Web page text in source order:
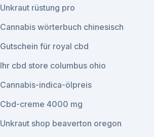
Unkraut rüstung pro
Cannabis wörterbuch chinesisch
Gutschein für royal cbd
Ihr cbd store columbus ohio
Cannabis-indica-ölpreis
Cbd-creme 4000 mg
Unkraut shop beaverton oregon